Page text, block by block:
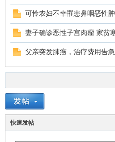
可怜农妇不幸罹患鼻咽恶性
妻子确诊恶性子宫肉瘤 家贫
父亲突发肺癌，治疗费用告
快速发帖